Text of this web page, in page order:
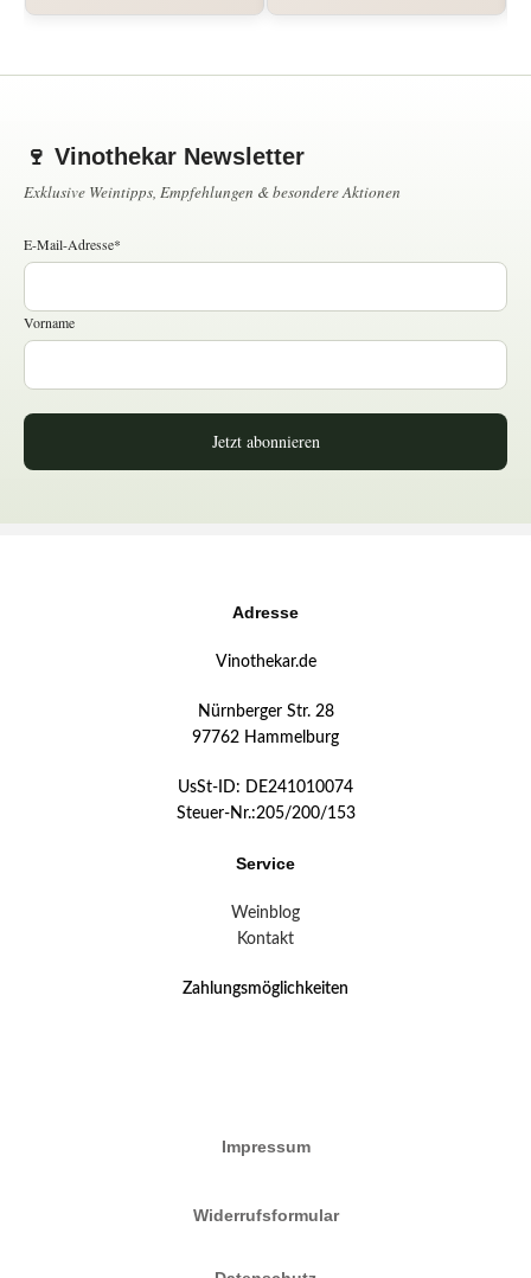
🍷 Vinothekar Newsletter
Exklusive Weintipps, Empfehlungen & besondere Aktionen
E-Mail-Adresse*
Vorname
Jetzt abonnieren
Adresse
Vinothekar.de
Nürnberger Str. 28
97762 Hammelburg
UsSt-ID: DE241010074
Steuer-Nr.:205/200/153
Service
Weinblog
Kontakt
Zahlungsmöglichkeiten
Impressum
Widerrufsformular